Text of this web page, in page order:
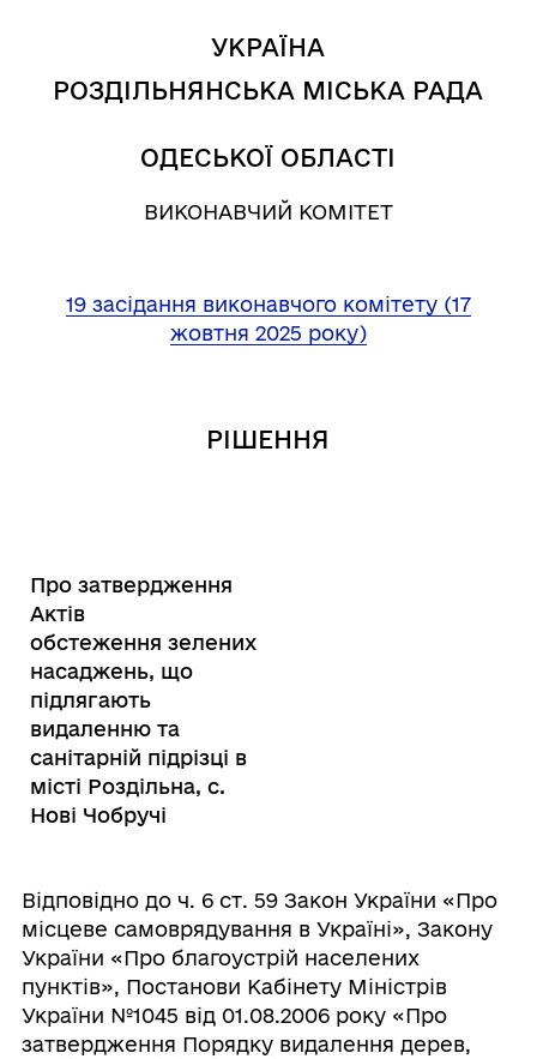
УКРАЇНА
РОЗДІЛЬНЯНСЬКА МІСЬКА РАДА
ОДЕСЬКОЇ ОБЛАСТІ
ВИКОНАВЧИЙ КОМІТЕТ
19 засідання виконавчого комітету (17
жовтня 2025 року)
РІШЕННЯ
Про затвердження
Актів
обстеження зелених
насаджень, що
підлягають
видаленню та
санітарній підрізці в
місті Роздільна, с.
Нові Чобручі
Відповідно до ч. 6 ст. 59 Закон України «Про
місцеве самоврядування в Україні», Закону
України «Про благоустрій населених
пунктів», Постанови Кабінету Міністрів
України №1045 від 01.08.2006 року «Про
затвердження Порядку видалення дерев,